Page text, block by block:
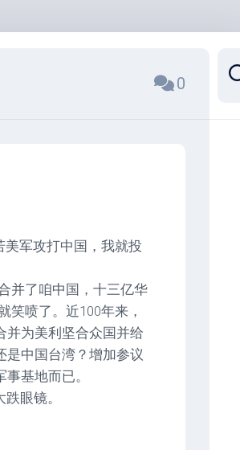
0
美军攻打中国，我就投
并了咱中国，十三亿华
笑喷了。近100年来，
并为美利坚合众国并给
是中国台湾？增加参议
基地而已。
眼镜。